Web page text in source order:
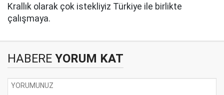
Krallık olarak çok istekliyiz Türkiye ile birlikte
çalışmaya.
HABERE YORUM KAT